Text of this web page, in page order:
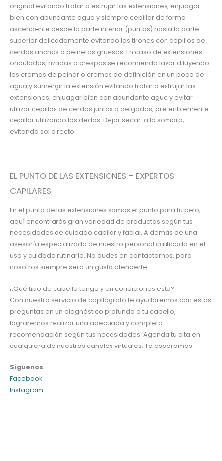
original evitando frotar o estrujar las extensiones; enjuagar
bien con abundante agua y siempre cepillar de forma
ascendente desde la parte inferior (puntas) hasta la parte
superior delicadamente evitando los tirones con cepillos de
cerdas anchas o peinetas gruesas. En caso de extensiones
onduladas, rizadas o crespas se recomienda lavar diluyendo
las cremas de peinar o cremas de definición en un poco de
agua y sumergir la extensión evitando frotar o estrujar las
extensiones; enjuagar bien con abundante agua y evitar
utilizar cepillos de cerdas juntas o delgadas, preferiblemente
cepillar utilizando los dedos. Dejar secar a la sombra,
evitando sol directo.
EL PUNTO DE LAS EXTENSIONES – EXPERTOS
CAPILARES
En el punto de las extensiones somos el punto para tu pelo;
aquí encontrarás gran variedad de productos según tus
necesidades de cuidado capilar y facial. A demás de una
asesoría especializada de nuestro personal calificado en el
uso y cuidado rutinario. No dudes en contactarnos, para
nosotros siempre será un gusto atenderte.
¿Qué tipo de cabello tengo y en condiciones está?
Con nuestro servicio de capilógrafo te ayudaremos con estas
preguntas en un diagnóstico profundo a tu cabello,
lograremos realizar una adecuada y completa
recomendación según tus necesidades. Agenda tu cita en
cualquiera de nuestros canales virtuales; Te esperamos.
Síguenos
Facebook
Instagram